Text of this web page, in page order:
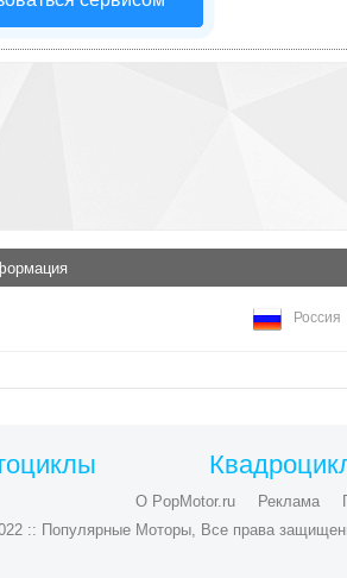
Россия
О PopMotor.ru Реклама
:: Популярные Моторы, Все права